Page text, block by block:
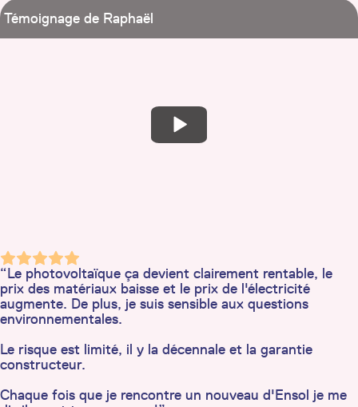
Témoignage de Raphaël
“Le photovoltaïque ça devient clairement rentable, le
prix des matériaux baisse et le prix de l'électricité
augmente. De plus, je suis sensible aux questions
environnementales.
Le risque est limité, il y la décennale et la garantie
constructeur.
Chaque fois que je rencontre un nouveau d'Ensol je me